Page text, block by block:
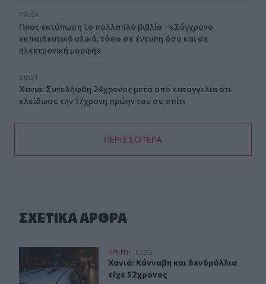
08:58
Προς εκτύπωση το πολλαπλό βιβλίο - «Σύγχρονο
εκπαιδευτικό υλικό, τόσο σε έντυπη όσο και σε
ηλεκτρονική μορφή»
08:51
Χανιά: Συνελήφθη 24χρονος μετά από καταγγελία ότι
κλείδωσε την 17χρονη πρώην του σε σπίτι
ΠΕΡΙΣΣΟΤΕΡΑ
ΣΧΕΤΙΚA AΡΘΡΑ
Χανιά: Κάνναβη και δενδρύλλια είχε 52χρονος
ΚΡΗΤΗ 10:39
Χανιά: Κάνναβη και δενδρύλλια
Χανιά: Κάνναβη και δενδρύλλια
είχε 52χρονος